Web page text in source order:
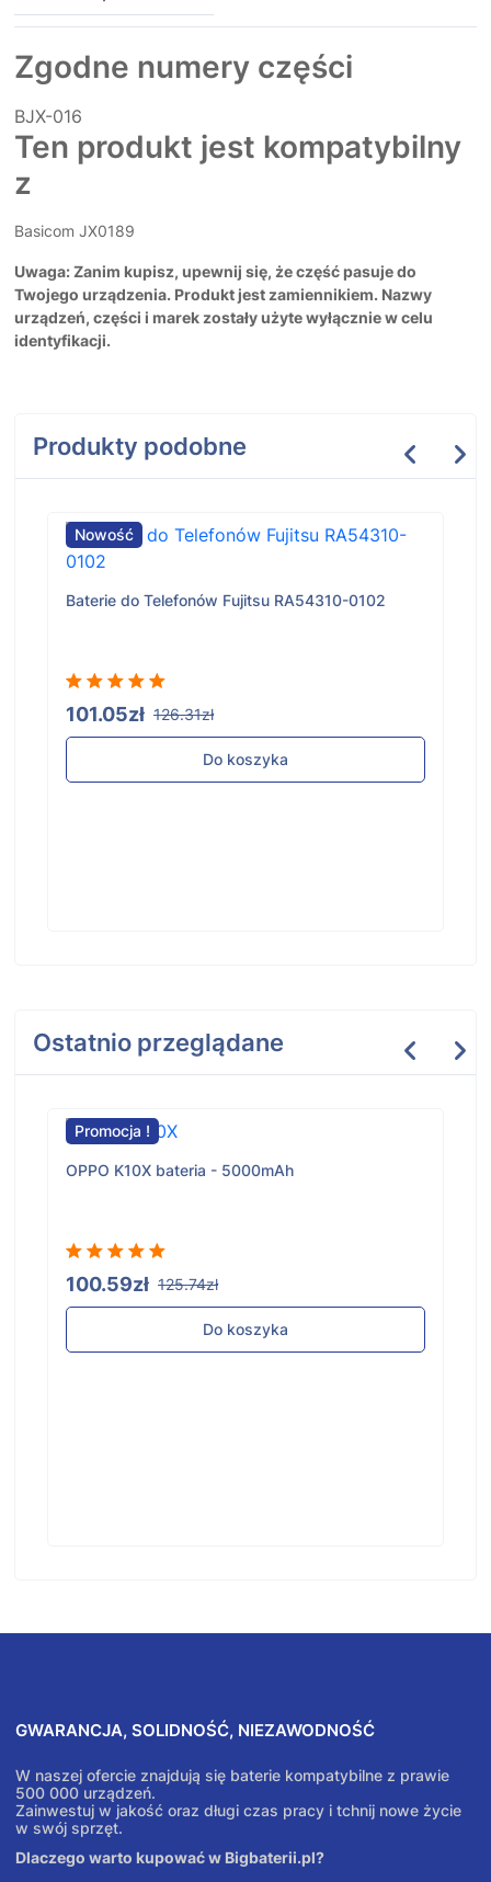
Zgodne numery części
BJX-016
Ten produkt jest kompatybilny
z
Basicom JX0189
Uwaga: Zanim kupisz, upewnij się, że część pasuje do
Twojego urządzenia. Produkt jest zamiennikiem. Nazwy
urządzeń, części i marek zostały użyte wyłącznie w celu
identyfikacji.
Produkty podobne
Nowość
Baterie do Telefonów Fujitsu RA54310-0102
101.05zł 126.31zł
Do koszyka
Ostatnio przeglądane
Promocja !
OPPO K10X bateria - 5000mAh
100.59zł 125.74zł
Do koszyka
GWARANCJA, SOLIDNOŚĆ, NIEZAWODNOŚĆ
W naszej ofercie znajdują się baterie kompatybilne z prawie
500 000 urządzeń.
Zainwestuj w jakość oraz długi czas pracy i tchnij nowe życie
w swój sprzęt.
Dlaczego warto kupować w Bigbaterii.pl?